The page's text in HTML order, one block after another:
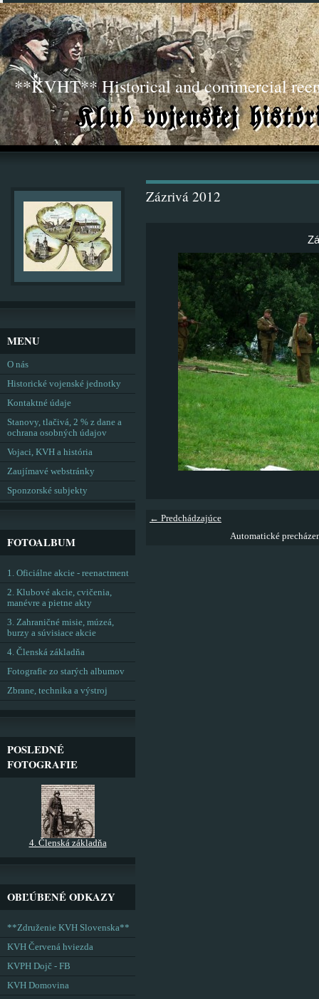
**KVHT** Historical and commercial
Zázrivá 2012
← Predchádzajúce
Automatické
MENU
O nás
Historické vojenské jednotky
Kontaktné údaje
Stanovy, tlačivá, 2 % z dane a
ochrana osobných údajov
Vojaci, KVH a história
Zaujímavé webstránky
Sponzorské subjekty
FOTOALBUM
1. Oficiálne akcie - reenactment
2. Klubové akcie, cvičenia,
manévre a pietne akty
3. Zahraničné misie, múzeá,
burzy a súvisiace akcie
4. Členská základňa
Fotografie zo starých albumov
Zbrane, technika a výstroj
POSLEDNÉ
FOTOGRAFIE
4. Členská základňa
OBĽÚBENÉ ODKAZY
**Združenie KVH Slovenska**
KVH Červená hviezda
KVPH Dojč - FB
KVH Domovina